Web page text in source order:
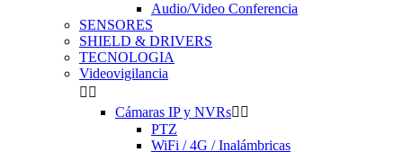
Audio/Video Conferencia
SENSORES
SHIELD & DRIVERS
TECNOLOGIA
Videovigilancia
 
Cámaras IP y NVRs 
PTZ
WiFi / 4G / Inalámbricas